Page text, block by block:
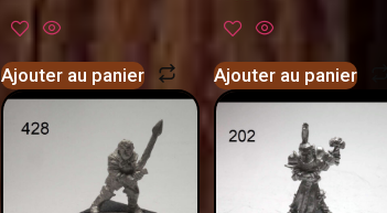
Ajouter au panier Ajouter au panier